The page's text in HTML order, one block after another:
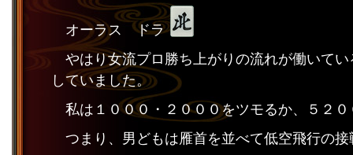
オーラス ドラ
やはり女流プロ勝ち上がりの流れが働いて
していました。
私は１０００・２０００をツモるか、５２
つまり、男どもは雁首を並べて低空飛行の